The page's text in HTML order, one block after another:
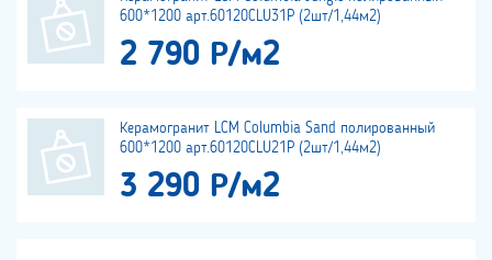
600*1200 арт.60120CLU31P (2шт/1,44м2)
2 790 Р/м2
Керамогранит LCM Columbia Sand полированный
600*1200 арт.60120CLU21P (2шт/1,44м2)
3 290 Р/м2